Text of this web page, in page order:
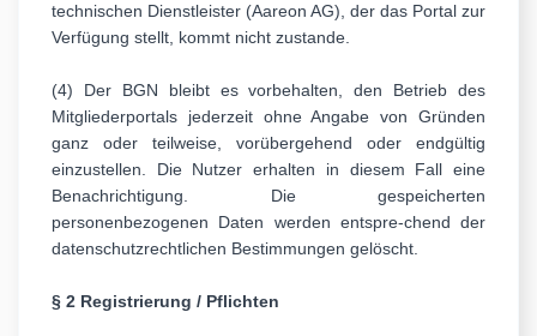
technischen Dienstleister (Aareon AG), der das Portal zur
Verfügung stellt, kommt nicht zustande.
(4) Der BGN bleibt es vorbehalten, den Betrieb des
Mitgliederportals jederzeit ohne Angabe von Gründen
ganz oder teilweise, vorübergehend oder endgültig
einzustellen. Die Nutzer erhalten in diesem Fall eine
Benachrichtigung. Die gespeicherten
personenbezogenen Daten werden entspre-chend der
datenschutzrechtlichen Bestimmungen gelöscht.
§ 2 Registrierung / Pflichten